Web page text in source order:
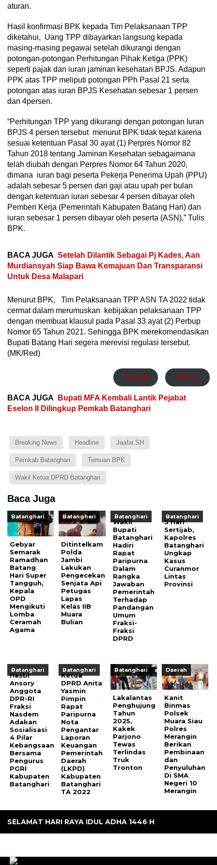
aturan.
Hasil konfirmasi BPK kepada Tim Pelaksanaan TPP
diketahui, Uang TPP dibayarkan langsung kepada
masing-masing pegawai setelah dikurangi dengan
potongan-potongan Perhitungan Pihak Ketiga (PPK)
seperti pajak dan iuran jaminan kesehatan BPJS. Adapun
PPK atas TPP meliputi potongan PPh Pasal 21 serta
potongan atas iuran BPJS Kesehatan sebesar 1 persen
dan 4persen.
“Perhitungan TPP yang dikurangi dengan potongan Iuran
BPJS 4 persen tersebut menurut BPK tidak tepat karena
sesuai ketentuan Pasal 30 ayat (1) Perpres Nomor 82
Tahun 2018 tentang Jaminan Kesehatan sebagaimana
telah diubah dengan Perpres Nomor 64 Tahun 2020,
dimana iuran bagi peserta Pekerja Penerima Upah (PPU)
adalah sebesar 5 persen dari gaji atau upah per bulan
dengan ketentuan iuran sebesar 4 persen dibayar oleh
Pemberi Kerja (Pemerintah Kabupaten Batang Hari) dan
iuran sebesar 1 persen dibayar oleh peserta (ASN),” Tulis
BPK.
BACA JUGA Setelah Dilantik Sebagai Pj Kades, Aan
Murdiansyah Siap Bawa Kemajuan Dan Transparansi
Untuk Desa Malapari
Menurut BPK, Tim Pelaksanaan TPP ASN TA 2022 tidak
cermat dalam merumuskan kebijakan pelaksanaan TPP
dengan membuat klausul pada Pasal 33 ayat (2) Perbup
Nomor 65 Tahun 2021. Sehingga BPK merekomendasikan
Bupati Batang Hari segera merevisi regulasi tersebut.
(MK/Red)
Print 🖨 PDF 📄
BACA JUGA
Bupati MFA Kembali Lantik Pejabat
Eselon II Dilingkup Pemkab Batanghari
Breaking News Headline Jaafar.SH
Pemkab Batanghari Temuan BPK
Wakil Ketua DPRD Batanghari
Baca Juga
Batanghari
Gebyar
Semarak
Ramadhan
Batang
Hari Super
Tangguh,
Kepala
OPD
Mengikuti
Lomba
Ceramah
Agama
Batanghari
Ditintelkam
Polda
Jambi
Lakukan
Pengecekan
Senjata Api
Petugas
Lapas
Kelas IIB
Muara
Bulian
Batanghari
Wakil
Bupati
Batanghari
Hadiri
Rapat
Paripurna
Dalam
Rangka
Jawaban
Pemerintah
Terhadap
Pandangan
Umum
Fraksi-
Fraksi
DPRD
Batanghari
3 Hari
Sertijab,
Kapolres
Batanghari
Ungkap
Kasus
Curanmor
Lintas
Provinsi
Batanghari
Hasbi
Ansory
Anggota
DPR-RI
Fraksi
Nasdem
Adakan
Sosialisasi
4 Pilar
Kebangsaan
Bersama
Pengurus
PGRI
Kabupaten
Batanghari
Batanghari
Ketua
DPRD Anita
Yasmin
Pimpin
Rapat
Paripurna
Nota
Pengantar
Laporan
Keuangan
Pemerintah
Daerah
(LKPD)
Kabupaten
Batanghari
TA 2022
Batanghari
Lakalantas
Penghujung
Tahun
2025,
Kakek
Parjono
Tewas
Terlindas
Truk
Tronton
Daerah
Kanit
Binmas
Polsek
Muara Siau
Polres
Merangin
Berikan
Pembinaan
dan
Penyuluhan
Di SMA
Negeri 10
Merangin
SELAMAT HARI RAYA IDUL ADHA 1446 H